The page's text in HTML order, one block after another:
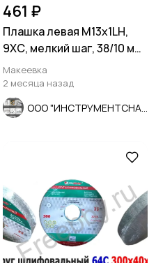
461 ₽
Плашка левая М13х1LH,
9ХС, мелкий шаг, 38/10 мм,
ГОСТ 7740-71
Макеевка
2 месяца назад